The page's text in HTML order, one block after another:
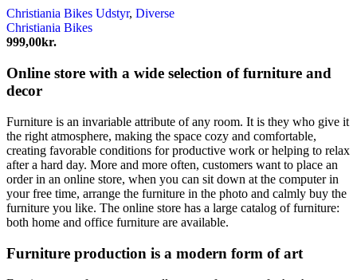
varesiden
Christiania Bikes Udstyr, Diverse
Christiania Bikes
999,00kr.
Online store with a wide selection of furniture and
decor
Furniture is an invariable attribute of any room. It is they who give it
the right atmosphere, making the space cozy and comfortable,
creating favorable conditions for productive work or helping to relax
after a hard day. More and more often, customers want to place an
order in an online store, when you can sit down at the computer in
your free time, arrange the furniture in the photo and calmly buy the
furniture you like. The online store has a large catalog of furniture:
both home and office furniture are available.
Furniture production is a modern form of art